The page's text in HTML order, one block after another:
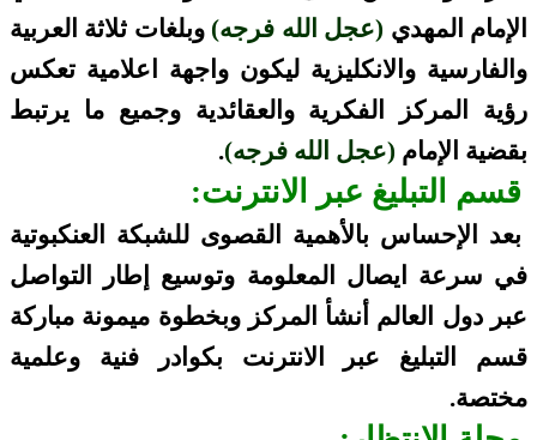
الإمام المهدي (عجل الله فرجه) وبلغات ثلاثة العربية
والفارسية والانكليزية ليكون واجهة اعلامية تعكس
رؤية المركز الفكرية والعقائدية وجميع ما يرتبط
بقضية الإمام (عجل الله فرجه).
قسم التبليغ عبر الانترنت:
بعد الإحساس بالأهمية القصوى للشبكة العنكبوتية
في سرعة ايصال المعلومة وتوسيع إطار التواصل
عبر دول العالم أنشأ المركز وبخطوة ميمونة مباركة
قسم التبليغ عبر الانترنت بكوادر فنية وعلمية
مختصة.